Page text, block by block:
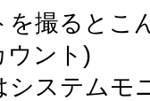
を撮るとこ
ウント)
ステムモ